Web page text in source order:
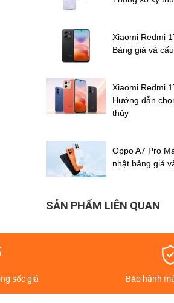
Xiaomi Redmi
Bảng giá và
Xiaomi Redmi
Hướng dẫn
thủy
Oppo A7 Pro
nhật bảng giá
SẢN PHẨM LIÊN QUAN
sốc giá Bảo hành